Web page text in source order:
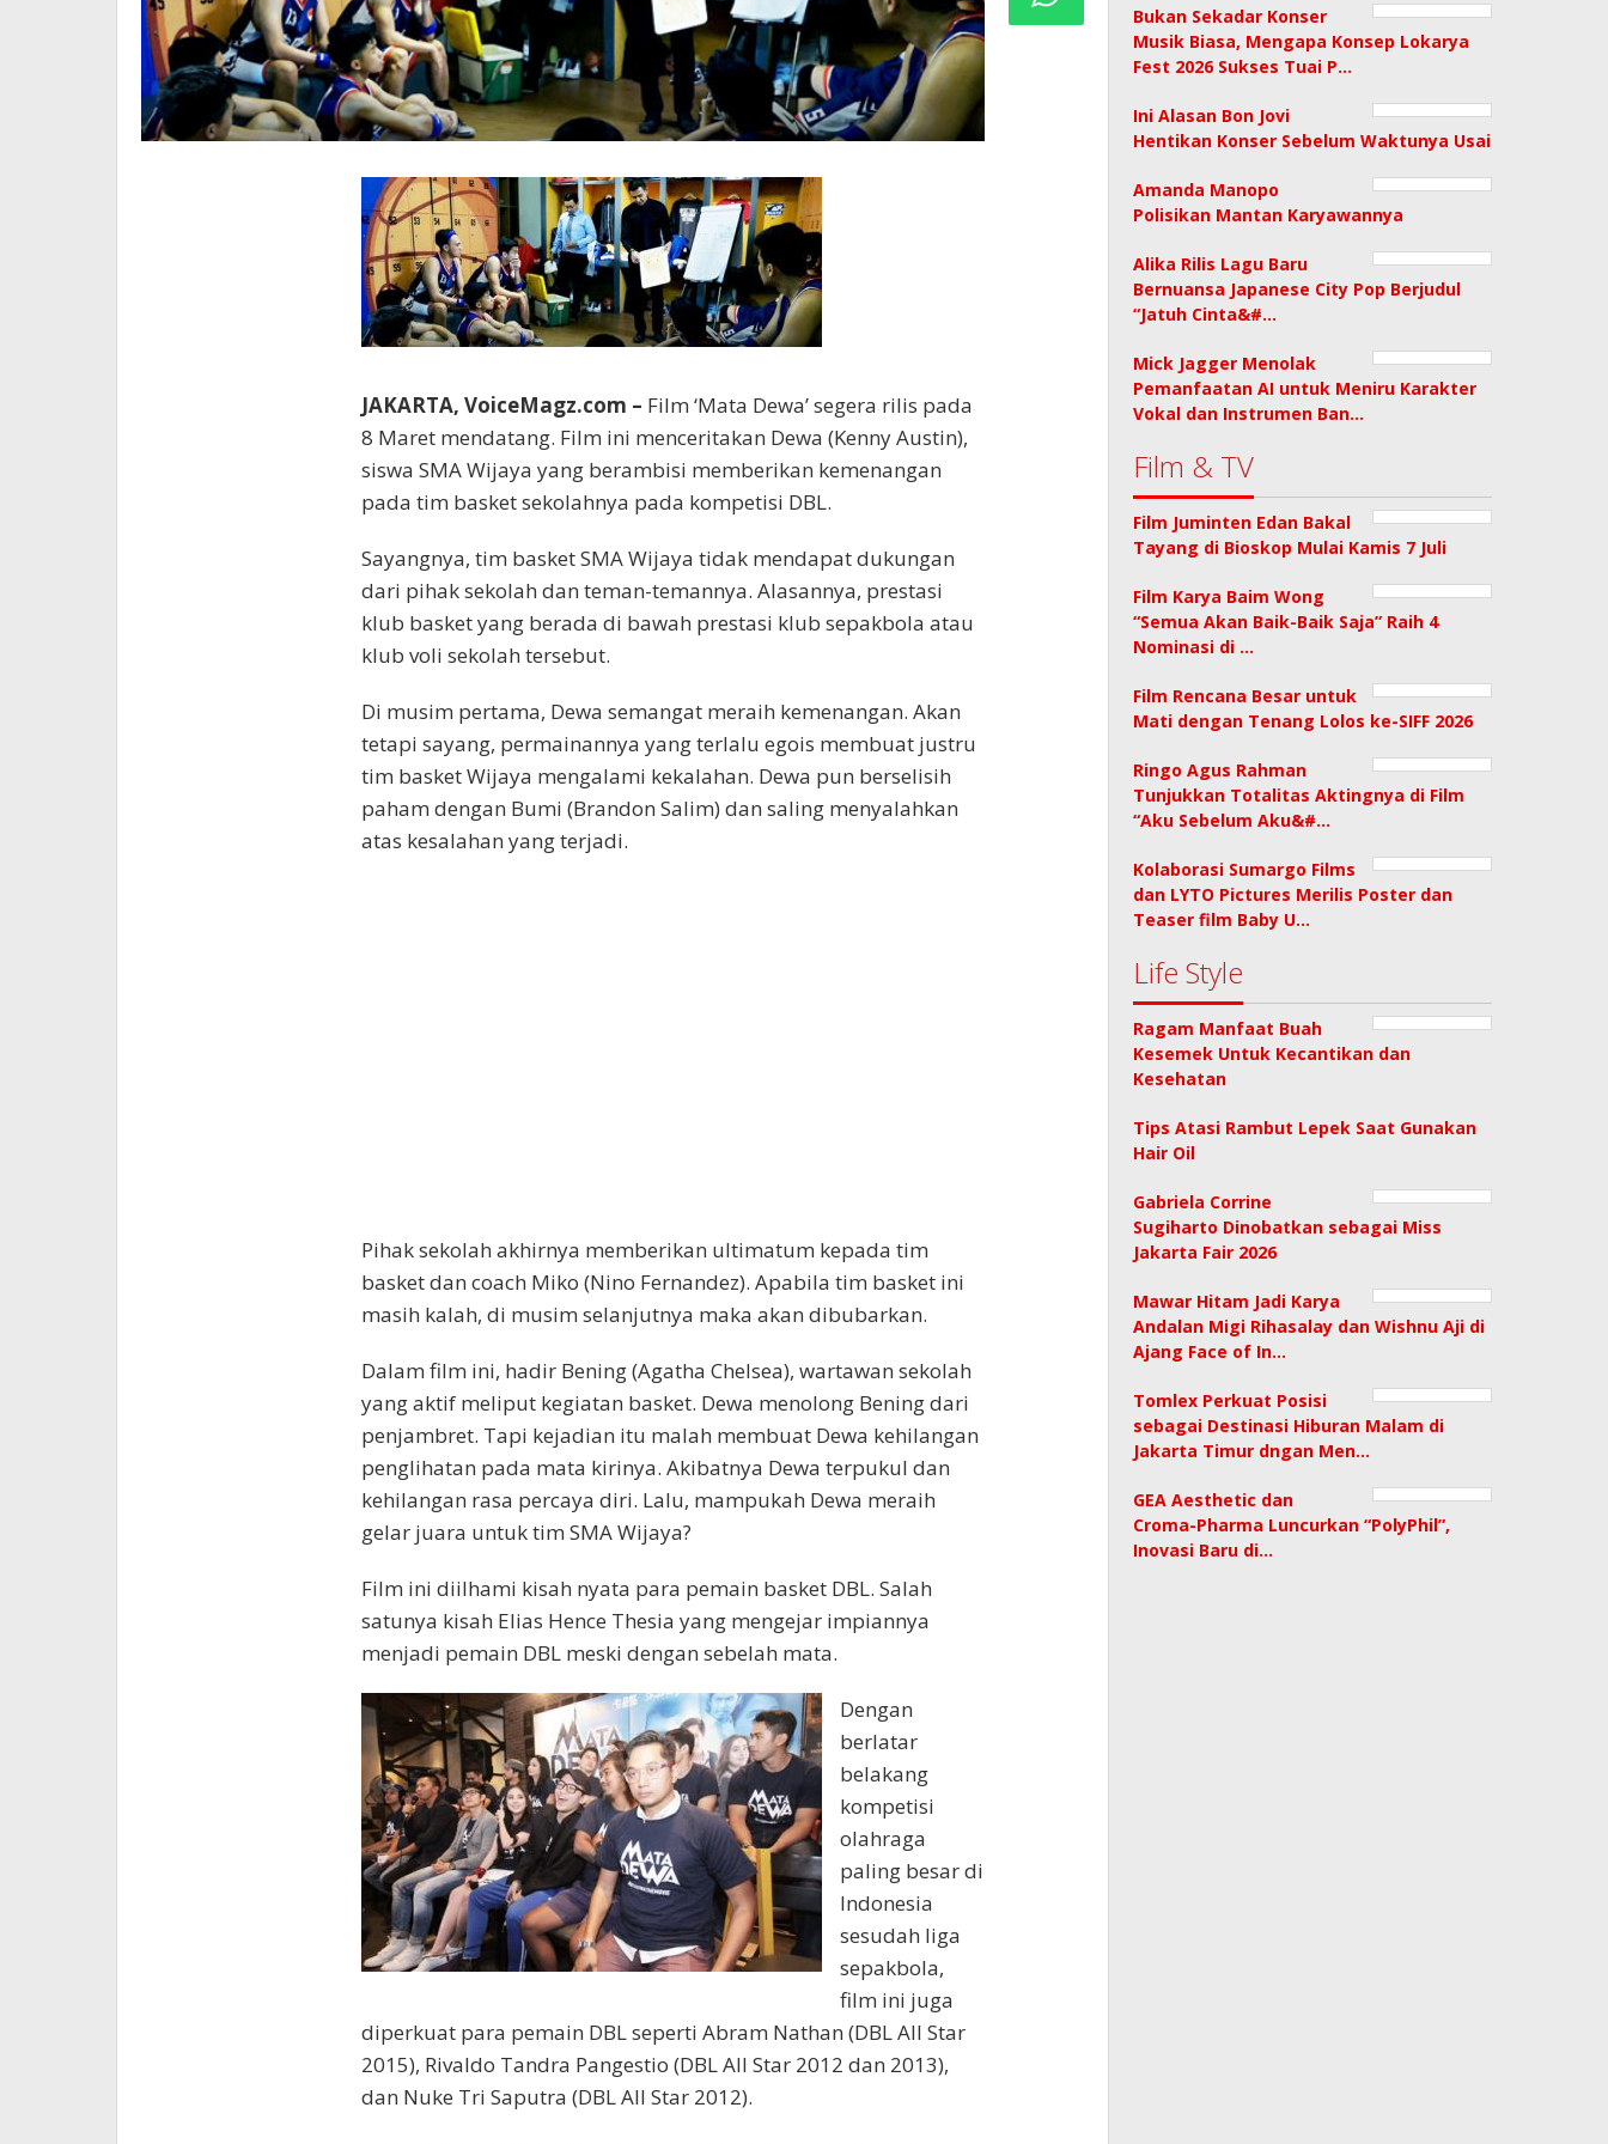
JAKARTA, VoiceMagz.com – Film ‘Mata Dewa’ segera rilis pada
8 Maret mendatang. Film ini menceritakan Dewa (Kenny Austin),
siswa SMA Wijaya yang berambisi memberikan kemenangan
pada tim basket sekolahnya pada kompetisi DBL.
Sayangnya, tim basket SMA Wijaya tidak mendapat dukungan
dari pihak sekolah dan teman-temannya. Alasannya, prestasi
klub basket yang berada di bawah prestasi klub sepakbola atau
klub voli sekolah tersebut.
Di musim pertama, Dewa semangat meraih kemenangan. Akan
tetapi sayang, permainannya yang terlalu egois membuat justru
tim basket Wijaya mengalami kekalahan. Dewa pun berselisih
paham dengan Bumi (Brandon Salim) dan saling menyalahkan
atas kesalahan yang terjadi.
Pihak sekolah akhirnya memberikan ultimatum kepada tim
basket dan coach Miko (Nino Fernandez). Apabila tim basket ini
masih kalah, di musim selanjutnya maka akan dibubarkan.
Dalam film ini, hadir Bening (Agatha Chelsea), wartawan sekolah
yang aktif meliput kegiatan basket. Dewa menolong Bening dari
penjambret. Tapi kejadian itu malah membuat Dewa kehilangan
penglihatan pada mata kirinya. Akibatnya Dewa terpukul dan
kehilangan rasa percaya diri. Lalu, mampukah Dewa meraih
gelar juara untuk tim SMA Wijaya?
Film ini diilhami kisah nyata para pemain basket DBL. Salah
satunya kisah Elias Hence Thesia yang mengejar impiannya
menjadi pemain DBL meski dengan sebelah mata.
Dengan
berlatar
belakang
kompetisi
olahraga
paling besar di
Indonesia
sesudah liga
sepakbola,
film ini juga
diperkuat para pemain DBL seperti Abram Nathan (DBL All Star
2015), Rivaldo Tandra Pangestio (DBL All Star 2012 dan 2013),
dan Nuke Tri Saputra (DBL All Star 2012).
Bukan Sekadar Konser
Musik Biasa, Mengapa Konsep Lokarya
Fest 2026 Sukses Tuai P…
Ini Alasan Bon Jovi
Hentikan Konser Sebelum Waktunya Usai
Amanda Manopo
Polisikan Mantan Karyawannya
Alika Rilis Lagu Baru
Bernuansa Japanese City Pop Berjudul
“Jatuh Cinta&#…
Mick Jagger Menolak
Pemanfaatan AI untuk Meniru Karakter
Vokal dan Instrumen Ban…
Film & TV
Film Juminten Edan Bakal
Tayang di Bioskop Mulai Kamis 7 Juli
Film Karya Baim Wong
“Semua Akan Baik-Baik Saja” Raih 4
Nominasi di …
Film Rencana Besar untuk
Mati dengan Tenang Lolos ke-SIFF 2026
Ringo Agus Rahman
Tunjukkan Totalitas Aktingnya di Film
“Aku Sebelum Aku&#…
Kolaborasi Sumargo Films
dan LYTO Pictures Merilis Poster dan
Teaser film Baby U…
Life Style
Ragam Manfaat Buah
Kesemek Untuk Kecantikan dan
Kesehatan
Tips Atasi Rambut Lepek Saat Gunakan
Hair Oil
Gabriela Corrine
Sugiharto Dinobatkan sebagai Miss
Jakarta Fair 2026
Mawar Hitam Jadi Karya
Andalan Migi Rihasalay dan Wishnu Aji di
Ajang Face of In…
Tomlex Perkuat Posisi
sebagai Destinasi Hiburan Malam di
Jakarta Timur dngan Men…
GEA Aesthetic dan
Croma-Pharma Luncurkan “PolyPhil”,
Inovasi Baru di…